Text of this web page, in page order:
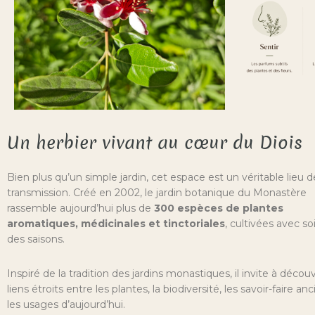
Un herbier vivant au cœur du Diois
Bien plus qu’un simple jardin, cet espace est un véritable lieu
transmission. Créé en 2002, le jardin botanique du Monastère
rassemble aujourd’hui plus de 300 espèces de plantes
aromatiques, médicinales et tinctoriales, cultivées avec
des saisons.
Inspiré de la tradition des jardins monastiques, il invite à
liens étroits entre les plantes, la biodiversité, les savoir-faire
les usages d’aujourd’hui.